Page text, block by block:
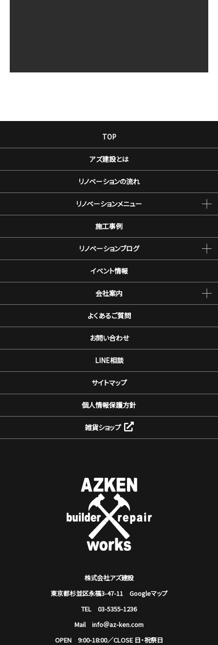
TOP
アズ建設とは
リノベーションの流れ
リノベーションメニュー
施工事例
リノベーションブログ
イベント情報
会社案内
よくあるご質問
お問い合わせ
LINE相談
サイトマップ
個人情報保護方針
雑貨ショップ
株式会社アズ建設
東京都杉並区永福3-47-11 Googleマップ
TEL 03-5355-1236
Mail info＠az-ken.com
OPEN 9:00-18:00／CLOSE 日・祝祭日